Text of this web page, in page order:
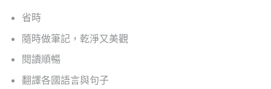
省時
隨時做筆記，乾淨又美觀
閱讀順暢
翻譯各國語言與句子